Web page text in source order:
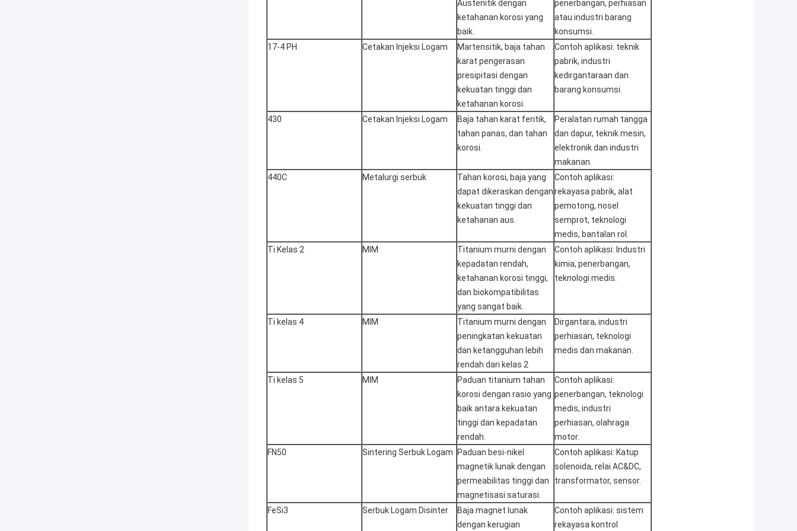
Austenitik dengan
ketahanan korosi yang
baik.
penerbangan, perhiasan
atau industri barang
konsumsi.
17-4 PH
Cetakan Injeksi Logam
Martensitik, baja tahan
karat pengerasan
presipitasi dengan
kekuatan tinggi dan
ketahanan korosi.
Contoh aplikasi: teknik
pabrik, industri
kedirgantaraan dan
barang konsumsi.
430 Cetakan Injeksi Logam
Baja tahan karat feritik,
tahan panas, dan tahan
korosi.
Peralatan rumah tangga
dan dapur, teknik mesin,
elektronik dan industri
makanan.
440C
Metalurgi serbuk
Tahan korosi, baja yang
dapat dikeraskan dengan
kekuatan tinggi dan
ketahanan aus.
Contoh aplikasi:
rekayasa pabrik, alat
pemotong, nosel
semprot, teknologi
medis, bantalan rol.
Ti Kelas 2
MIM
Titanium murni dengan
kepadatan rendah,
ketahanan korosi tinggi,
dan biokompatibilitas
yang sangat baik.
Contoh aplikasi: Industri
kimia, penerbangan,
teknologi medis.
Ti kelas 4 MIM
Titanium murni dengan
peningkatan kekuatan
dan ketangguhan lebih
rendah dari kelas 2
Dirgantara, industri
perhiasan, teknologi
medis dan makanan.
Ti kelas 5 MIM
Paduan titanium tahan
korosi dengan rasio yang
baik antara kekuatan
tinggi dan kepadatan
rendah.
Contoh aplikasi:
penerbangan, teknologi
medis, industri
perhiasan, olahraga
motor.
FN50
Sintering Serbuk Logam
Paduan besi-nikel
magnetik lunak dengan
permeabilitas tinggi dan
magnetisasi saturasi.
Contoh aplikasi: Katup
solenoida, relai AC&DC,
transformator, sensor.
FeSi3 Serbuk Logam Disinter
Baja magnet lunak
dengan kerugian
Contoh aplikasi: sistem
rekayasa kontrol